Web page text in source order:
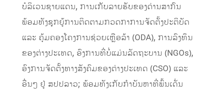
ບໍລິເວນຊາຍແດນ, ການເກັບລາຍຮັບຂອງດ່ານສາກົນ
ພ້ອມທັງຊຸກຍູ້ການຕິດຕາມກວດກາການຈັດຕັ້ງປະຕິບັດ
ແລະ ຄຸ້ມຄອງໂຄງການຊ່ວຍເຫຼືອລ້າ (ODA), ການລົງທຶນ
ຂອງຕ່າງປະເທດ, ອົງການທີ່ບໍ່ແມ່ນລັດຖະບານ (NGOs),
ອົງການຈັດຕັ້ງທາງສັງຄົມຂອງຕ່າງປະເທດ (CSO) ແລະ
ອື່ນໆ ຢູ່ ສປປລາວ; ພ້ອມທັງເກັບກໍາບັນຫາທີ່ພົ້ນເດັ່ນ